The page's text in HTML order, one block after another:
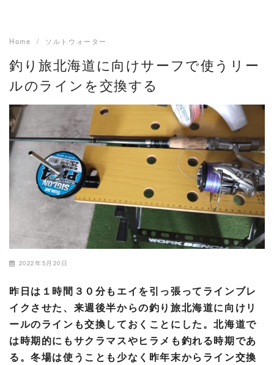
Home ソルトウォーター
釣り旅北海道に向けサーフで使うリー
ルのラインを交換する
2022年5月20日
昨日は１時間３０分もエイを引っ張ってラインブレ
イクさせた、来週後半からの釣り旅北海道に向けリ
ールのラインも交換しておくことにした。北海道で
は時期的にもサクラマスやヒラメも釣れる時期であ
る。冬場は使うことも少なく昨年末からライン交換